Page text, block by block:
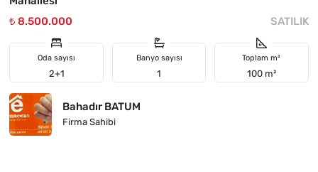
₺ 8.500.000
SATILIK
Oda sayısı
2+1
Banyo sayısı
1
Toplam m²
100 m²
Bahadır BATUM
Firma Sahibi